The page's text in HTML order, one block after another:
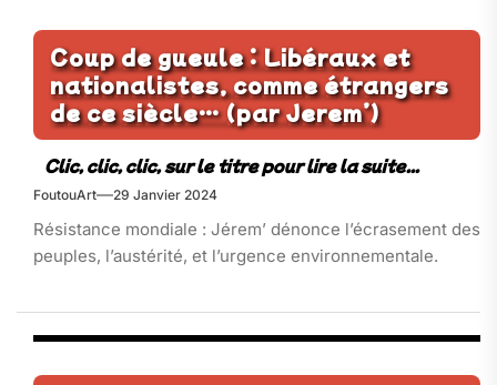
Coup de gueule : Libéraux et
nationalistes, comme étrangers
de ce siècle… (par Jerem’)
FoutouArt 29 Janvier 2024
Résistance mondiale : Jérem’ dénonce l’écrasement des
peuples, l’austérité, et l’urgence environnementale.